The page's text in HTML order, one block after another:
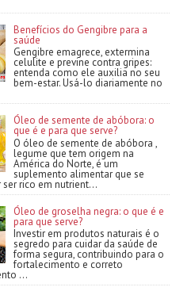
Benefícios do Gengibre para a
saúde
Gengibre emagrece, extermina
celulite e previne contra gripes:
entenda como ele auxilia no seu
bem-estar. Usá-lo diariamente no
Óleo de semente de abóbora: o
que é e para que serve?
O óleo de semente de abóbora ,
legume que tem origem na
América do Norte, é um
suplemento alimentar que se
ser rico em nutrient...
Óleo de groselha negra: o que é e
para que serve?
Investir em produtos naturais é o
segredo para cuidar da saúde de
forma segura, contribuindo para o
fortalecimento e correto
...